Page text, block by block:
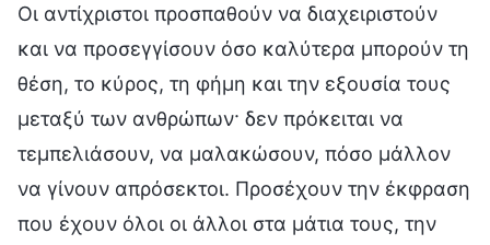
Οι αντίχριστοι προσπαθούν να διαχειριστούν
και να προσεγγίσουν όσο καλύτερα μπορούν τη
θέση, το κύρος, τη φήμη και την εξουσία τους
μεταξύ των ανθρώπων· δεν πρόκειται να
τεμπελιάσουν, να μαλακώσουν, πόσο μάλλον
να γίνουν απρόσεκτοι. Προσέχουν την έκφραση
που έχουν όλοι οι άλλοι στα μάτια τους, την